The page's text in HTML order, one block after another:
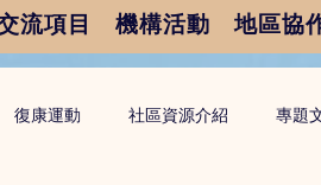
流項目 機構活動 地區協
復康運動 社區資源介紹 專題